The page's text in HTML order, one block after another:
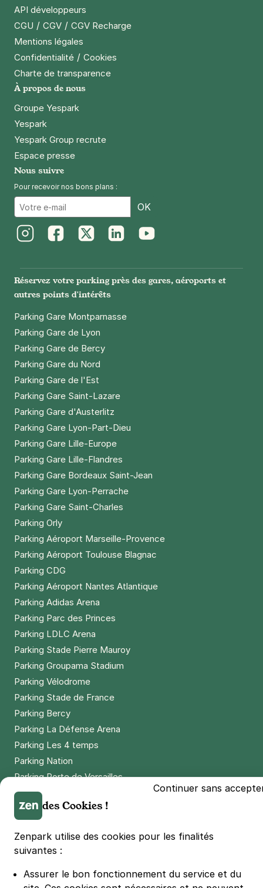
API développeurs
CGU / CGV / CGV Recharge
Mentions légales
Confidentialité / Cookies
Charte de transparence
À propos de nous
Groupe Yespark
Yespark
Yespark Group recrute
Espace presse
Nous suivre
Pour recevoir nos bons plans :
OK
Réservez votre parking près des gares, aéroports et
autres points d'intérêts
Parking Gare Montparnasse
Parking Gare de Lyon
Parking Gare de Bercy
Parking Gare du Nord
Parking Gare de l'Est
Parking Gare Saint-Lazare
Parking Gare d'Austerlitz
Parking Gare Lyon-Part-Dieu
Parking Gare Lille-Europe
Parking Gare Lille-Flandres
Parking Gare Bordeaux Saint-Jean
Parking Gare Lyon-Perrache
Parking Gare Saint-Charles
Parking Orly
Parking Aéroport Marseille-Provence
Parking Aéroport Toulouse Blagnac
Parking CDG
Parking Aéroport Nantes Atlantique
Parking Adidas Arena
Parking Parc des Princes
Parking LDLC Arena
Parking Stade Pierre Mauroy
Parking Groupama Stadium
Parking Vélodrome
Parking Stade de France
Parking Bercy
Parking La Défense Arena
Parking Les 4 temps
Parking Nation
Parking Porte de Versailles
Parking Lille Grand Palais
Parking Euralille
consommation de 20%
Continuer sans
des Cookies !
Zenpark utilise des cookies pour les finalités
suivantes :
Assurer le bon fonctionnement du service et du